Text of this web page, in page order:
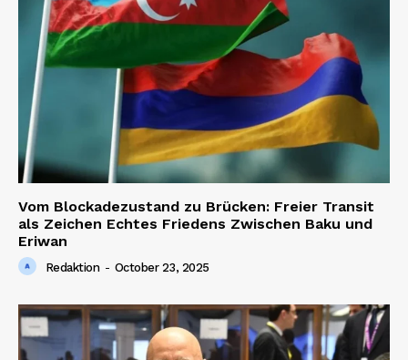
Vom Blockadezustand zu Brücken: Freier Transit
als Zeichen Echtes Friedens Zwischen Baku und
Eriwan
Redaktion - October 23, 2025